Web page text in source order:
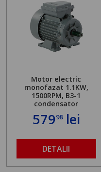
Motor electric
monofazat 1.1KW,
1500RPM, B3-1
condensator
57998lei
DETALII